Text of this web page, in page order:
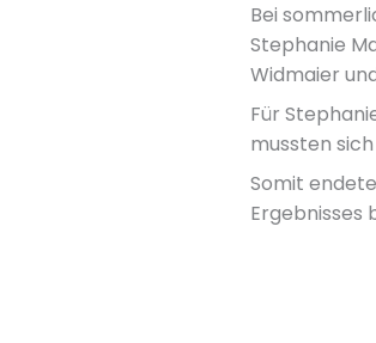
Bei
Stephanie
Widmaier
Für
mussten
Somit
Ergebnisses